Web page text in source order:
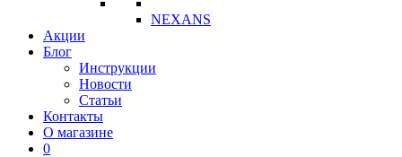
NEXANS
Акции
Блог
Инструкции
Новости
Статьи
Контакты
О магазине
0